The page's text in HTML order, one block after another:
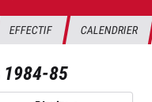
EFFECTIF CALENDRIER
1984-85